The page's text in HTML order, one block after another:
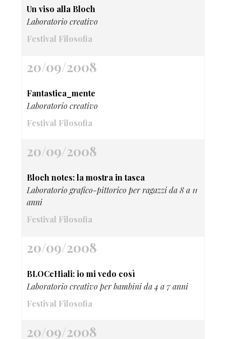
Un viso alla Bloch
Laboratorio creativo
Festival Filosofia
20/09/2008
Fantastica_mente
Laboratorio creativo
Festival Filosofia
20/09/2008
Bloch notes: la mostra in tasca
Laboratorio grafico-pittorico per ragazzi da 8 a 11
anni
Festival Filosofia
20/09/2008
BLOCcHiali: io mi vedo così
Laboratorio creativo per bambini da 4 a 7 anni
Festival Filosofia
20/09/2008